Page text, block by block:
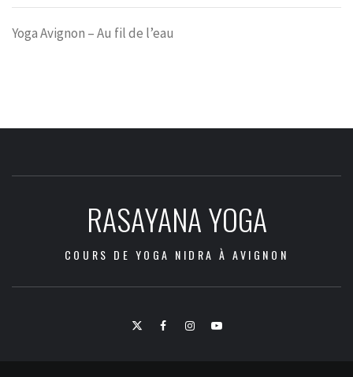
Yoga Avignon – Au fil de l’eau
RASAYANA YOGA
COURS DE YOGA NIDRA À AVIGNON
TwitterFacebookInstagramYoutube